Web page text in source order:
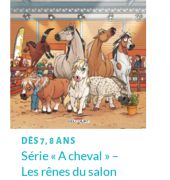
DÈS 7, 8 ANS
Série « A cheval » –
Les rênes du salon